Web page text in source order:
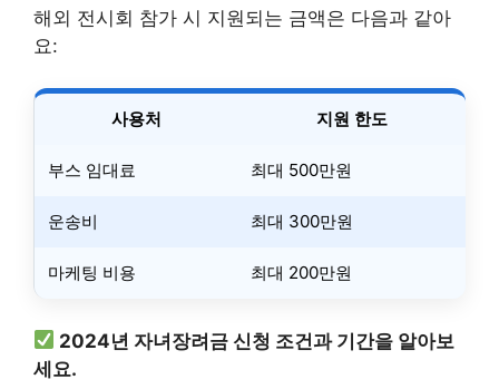
해외 전시회 참가 시 지원되는 금액은 다음과 같아
요:
사용처 지원 한도
부스 임대료 최대 500만원
운송비 최대 300만원
마케팅 비용 최대 200만원
2024년 자녀장려금 신청 조건과 기간을 알아보
세요.